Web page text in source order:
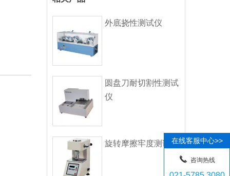
外底挠性测试仪
圆盘刀耐切割性测试
仪
旋转摩擦牢度测试仪在线客服中心>>
咨询热线